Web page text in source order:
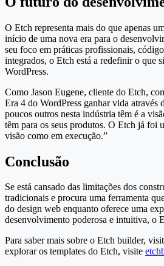
O Etch representa mais do que apenas
início de uma nova era para o
seu foco em práticas profissionais,
integrados, o Etch está a redefinir o que
WordPress.
Como Jason Eugene, cliente do Etch,
Era 4 do WordPress ganhar vida
poucos outros nesta indústria têm é a
têm para os seus produtos. O Etch já foi
visão como em execução.”
Conclusão
Se está cansado das limitações dos
tradicionais e procura uma ferramenta
do design web enquanto oferece uma
desenvolvimento poderosa e intuitiva, o
Para saber mais sobre o Etch builder,
explorar os templates do Etch, visite